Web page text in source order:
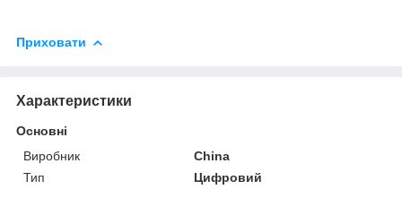
Приховати
Характеристики
Основні
Виробник
China
Тип
Цифровий